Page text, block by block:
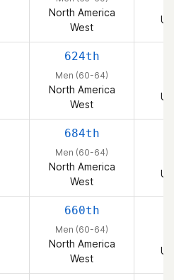
North America
West
624th
Men (60-64)
North America
West
684th
Men (60-64)
North America
West
660th
Men (60-64)
North America
West